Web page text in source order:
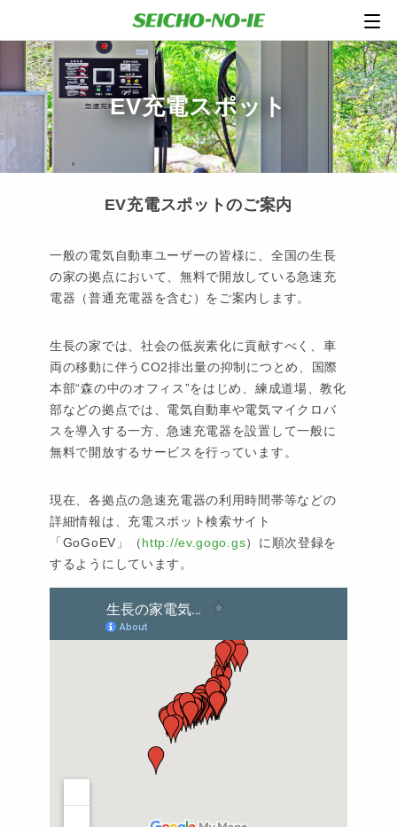
EV充電スポット
EV充電スポットのご案内
一般の電気自動車ユーザーの皆様に、全国の生長
の家の拠点において、無料で開放している急速充
電器（普通充電器を含む）をご案内します。
生長の家では、社会の低炭素化に貢献すべく、車
両の移動に伴うCO2排出量の抑制につとめ、国際
本部“森の中のオフィス”をはじめ、練成道場、教化
部などの拠点では、電気自動車や電気マイクロバ
スを導入する一方、急速充電器を設置して一般に
無料で開放するサービスを行っています。
現在、各拠点の急速充電器の利用時間帯等などの
詳細情報は、充電スポット検索サイト
「GoGoEV」（http://ev.gogo.gs）に順次登録を
するようにしています。